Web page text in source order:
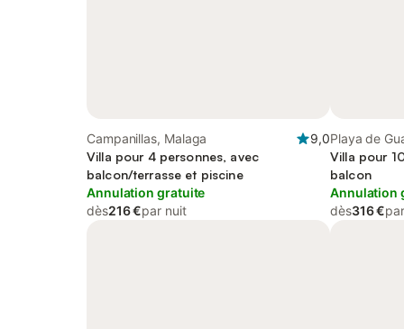
Campanillas, Malaga
9,0
Villa pour 4 personnes, avec
balcon/terrasse et piscine
Annulation gratuite
dès216 €par nuit
Playa de
Villa pour
balcon
Annulation
dès316 €